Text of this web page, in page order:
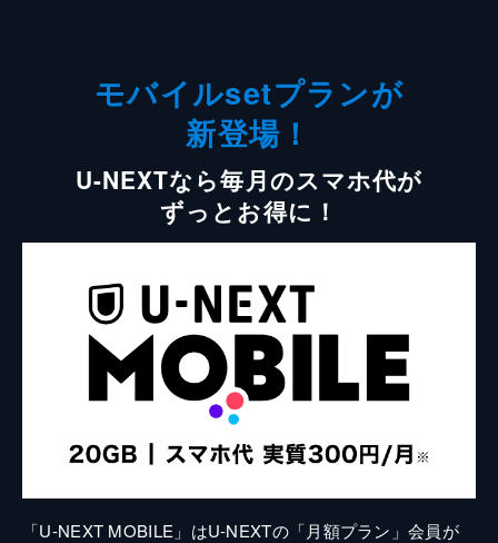
モバイルsetプランが
新登場！
U-NEXTなら毎月のスマホ代が
ずっとお得に！
「U-NEXT MOBILE」はU-NEXTの「月額プラン」会員が